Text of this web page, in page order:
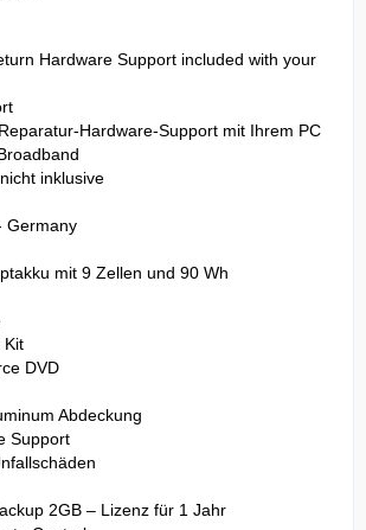
Hardware Support included with your
Hardware-Support mit Ihrem PC
inklusive
Germany
mit 9 Zellen und 90 Wh
Kit
DVD
Abdeckung
Support
2GB – Lizenz für 1 Jahr